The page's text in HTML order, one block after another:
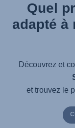
Quel
adapté à
Découvrez et
et trouvez le